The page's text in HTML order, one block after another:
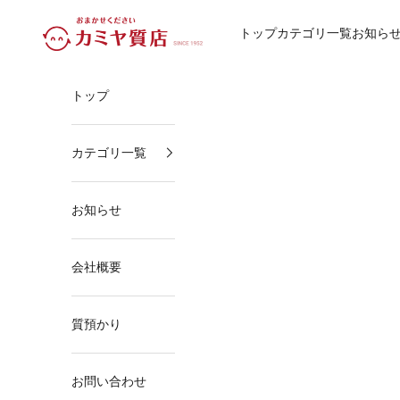
カミヤ質店
トップカテゴリ一覧お知ら
トップ
カテゴリ一覧
お知らせ
会社概要
質預かり
お問い合わせ